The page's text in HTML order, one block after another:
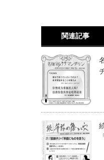
関連記事